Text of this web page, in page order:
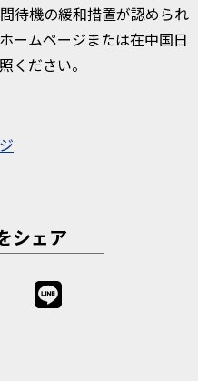
待機の緩和措置が認められ
ームページまたは在中国日
ください。
シェア